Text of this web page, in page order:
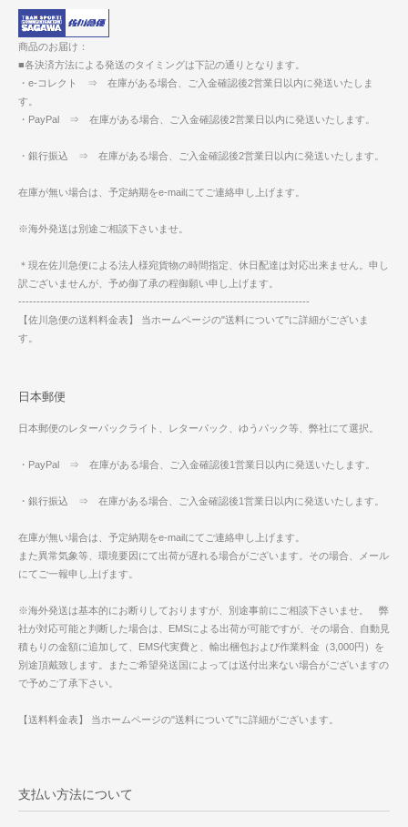
商品のお届け：
■各決済方法による発送のタイミングは下記の通りとなります。
・e-コレクト ⇒ 在庫がある場合、ご入金確認後2営業日以内に発送いたしま
す。
・PayPal ⇒ 在庫がある場合、ご入金確認後2営業日以内に発送いたします。
・銀行振込 ⇒ 在庫がある場合、ご入金確認後2営業日以内に発送いたします。
在庫が無い場合は、予定納期をe-mailにてご連絡申し上げます。
※海外発送は別途ご相談下さいませ。
＊現在佐川急便による法人様宛貨物の時間指定、休日配達は対応出来ません。申し
訳ございませんが、予め御了承の程御願い申し上げます。
--------------------------------------------------------------------------------
【佐川急便の送料料金表】 当ホームページの"送料について"に詳細がございま
す。
日本郵便
日本郵便のレターパックライト、レターパック、ゆうパック等、弊社にて選択。
・PayPal ⇒ 在庫がある場合、ご入金確認後1営業日以内に発送いたします。
・銀行振込 ⇒ 在庫がある場合、ご入金確認後1営業日以内に発送いたします。
在庫が無い場合は、予定納期をe-mailにてご連絡申し上げます。
また異常気象等、環境要因にて出荷が遅れる場合がございます。その場合、メール
にてご一報申し上げます。
※海外発送は基本的にお断りしておりますが、別途事前にご相談下さいませ。 弊
社が対応可能と判断した場合は、EMSによる出荷が可能ですが、その場合、自動見
積もりの金額に追加して、EMS代実費と、輸出梱包および作業料金（3,000円）を
別途頂戴致します。またご希望発送国によっては送付出来ない場合がございますの
で予めご了承下さい。
【送料料金表】 当ホームページの"送料について"に詳細がございます。
支払い方法について